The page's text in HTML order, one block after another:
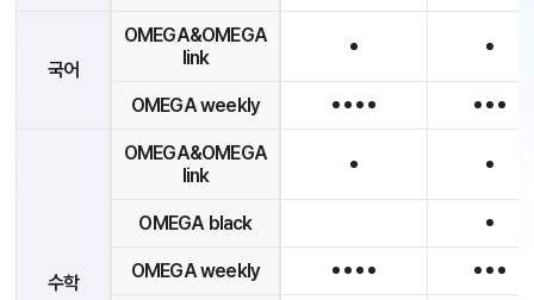
국어
OMEGA&OMEGA
link
OMEGA weekly
수학
OMEGA&OMEGA
link
OMEGA black
OMEGA weekly